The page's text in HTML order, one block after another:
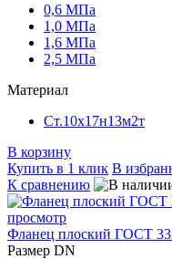
0,6 МПа
1,0 МПа
1,6 МПа
2,5 МПа
Материал
Ст.10х17н13м2т
В корзину
Купить в 1 клик В
К сравнению
просмотр
Фланец плоский ГОСТ
Размер DN